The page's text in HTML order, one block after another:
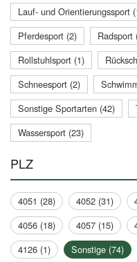
Lauf- und Orientierungssport
Pferdesport (2)
Radsport
Rollstuhlsport (1)
Schneesport (2)
Sonstige Sportarten (42)
Wassersport (23)
PLZ
4051 (28) 4052 (31)
4056 (18)
4057 (15)
4126 (1)
Sonstige (74)